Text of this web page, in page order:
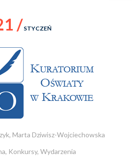
/ STYCZEŃ
, Marta Dziwisz-Wojciechowska
, Konkursy, Wydarzenia